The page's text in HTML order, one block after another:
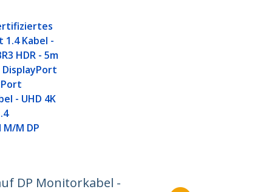
1.4 Kabel -
HDR - 5m
DisplayPort
- UHD 4K
M DP
DP Monitorkabel -